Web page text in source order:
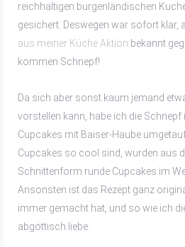
reichhaltigen burgenländischen
gesichert. Deswegen war sofort klar,
aus meiner Küche Aktion bekannt
kommen Schnepf!
Da sich aber sonst kaum jemand
vorstellen kann, habe ich die
Cupcakes mit Baiser-Haube
Cupcakes so cool sind, wurden aus
Schnittenform runde Cupcakes im
Ansonsten ist das Rezept ganz
immer gemacht hat, und so wie ich
abgöttisch liebe.